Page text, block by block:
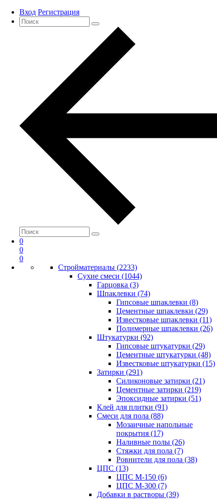
Вход Регистрация
0
0
0
Стройматериалы (2233)
Сухие смеси (1044)
Гарцовка (3)
Шпаклевки (74)
Гипсовые шпаклевки (8)
Цементные шпаклевки (29)
Известковые шпаклевки (11)
Полимерные шпаклевки (26)
Штукатурки (92)
Гипсовые штукатурки (29)
Цементные штукатурки (48)
Известковые штукатурки (15)
Затирки (291)
Силиконовые затирки (21)
Цементные затирки (219)
Эпоксидные затирки (51)
Клей для плитки (91)
Смеси для пола (88)
Мозаичные напольные
покрытия (17)
Наливные полы (26)
Стяжки для пола (7)
Ровнители для пола (38)
ЦПС (13)
ЦПС М-150 (6)
ЦПС М-300 (7)
Добавки в растворы (39)